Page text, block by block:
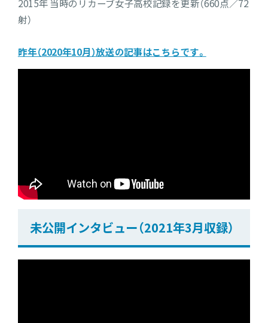
2015年 当時のリカーブ女子高校記録を更新（660点／72
射）
昨年（2020年10月）放送の記事はこちらです。
未公開インタビュー（2021年3月収録）